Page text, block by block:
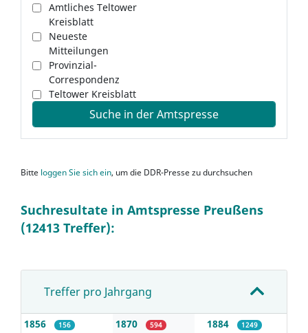
Amtliches Teltower
Kreisblatt
Neueste
Mitteilungen
Provinzial-
Correspondenz
Teltower Kreisblatt
Suche in der Amtspresse
Bitte loggen Sie sich ein, um die DDR-Presse zu durchsuchen
Suchresultate in Amtspresse Preußens
(12413 Treffer):
Treffer pro Jahrgang
1856 156 1870 594 1884 1249